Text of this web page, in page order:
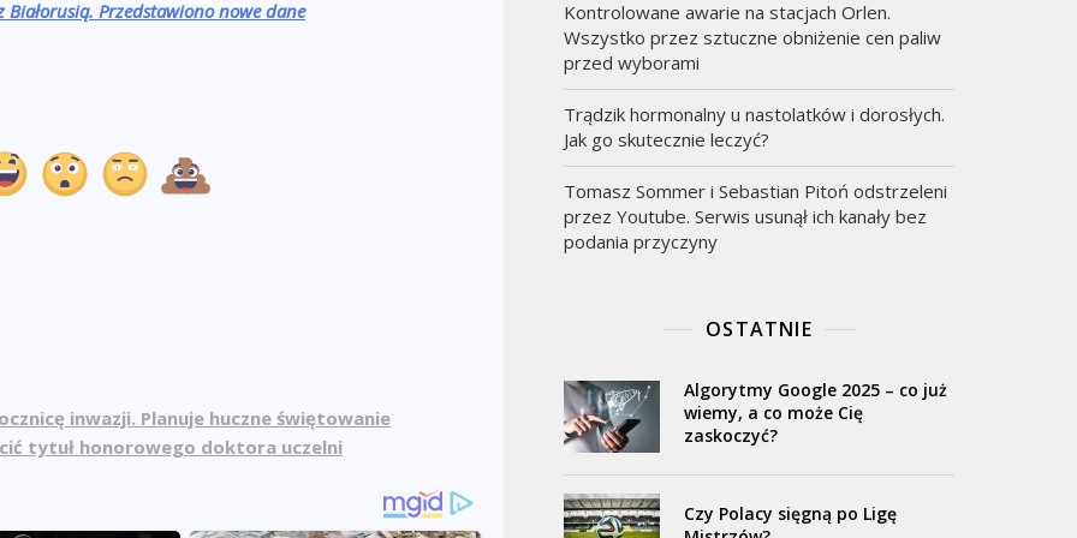
Przedstawiono nowe dane
inwazji. Planuje huczne świętowanie
tytuł honorowego doktora uczelni
Kontrolowane awarie na stacjach Orlen.
Wszystko przez sztuczne obniżenie cen paliw
przed wyborami
Trądzik hormonalny u nastolatków i dorosłych.
Jak go skutecznie leczyć?
Tomasz Sommer i Sebastian Pitoń odstrzeleni
przez Youtube. Serwis usunął ich kanały bez
podania przyczyny
OSTATNIE
Algorytmy Google 2025 – co już
wiemy, a co może Cię
zaskoczyć?
Czy Polacy sięgną po Ligę